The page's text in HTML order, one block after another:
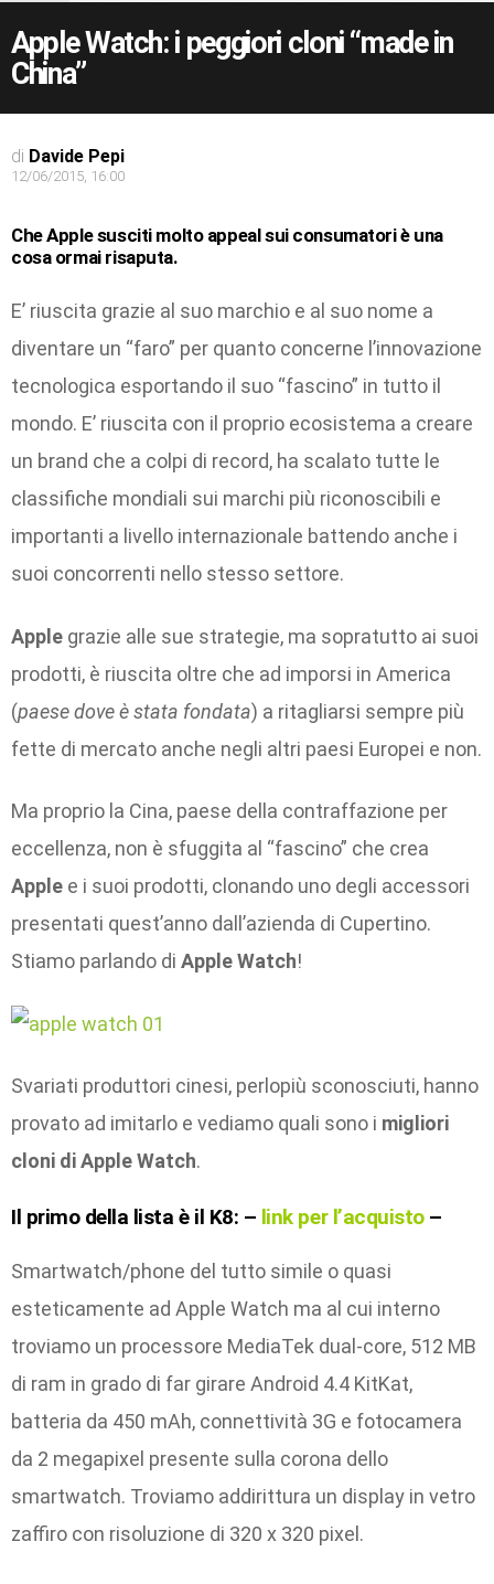
Apple Watch: i peggiori cloni “made in
China”
di Davide Pepi
12/06/2015, 16:00
CheApplesusciti molto appeal sui consumatori è una
cosa ormai risaputa.
E’ riuscita grazie al suo marchio e al suo nome a
diventare un “faro” per quanto concerne l’innovazione
tecnologica esportando il suo “fascino” in tutto il
mondo. E’ riuscita con il proprio ecosistema a creare
un brand che a colpi di record, ha scalato tutte le
classifiche mondiali sui marchi più riconoscibili e
importanti a livello internazionale battendo anche i
suoi concorrenti nello stesso settore.
Apple grazie alle sue strategie, ma sopratutto ai suoi
prodotti, è riuscita oltre che ad imporsi in America
(paese dove è stata fondata) a ritagliarsi sempre più
fette di mercato anche negli altri paesi Europei e non.
Ma proprio la Cina, paese della contraffazione per
eccellenza, non è sfuggita al “fascino” che crea
Apple e i suoi prodotti, clonando uno degli accessori
presentati quest’anno dall’azienda di Cupertino.
Stiamo parlando di Apple Watch!
Svariati produttori cinesi, perlopiù sconosciuti, hanno
provato ad imitarlo e vediamo quali sono i migliori
cloni di Apple Watch.
Il primo della lista è il K8: – link per l’acquisto–
Smartwatch/phone del tutto simile o quasi
esteticamente ad Apple Watch ma al cui interno
troviamo un processore MediaTek dual-core, 512 MB
di ram in grado di far girare Android 4.4 KitKat,
batteria da 450 mAh, connettività 3G e fotocamera
da 2 megapixel presente sulla corona dello
smartwatch. Troviamo addirittura un display in vetro
zaffiro con risoluzione di 320 x 320 pixel.